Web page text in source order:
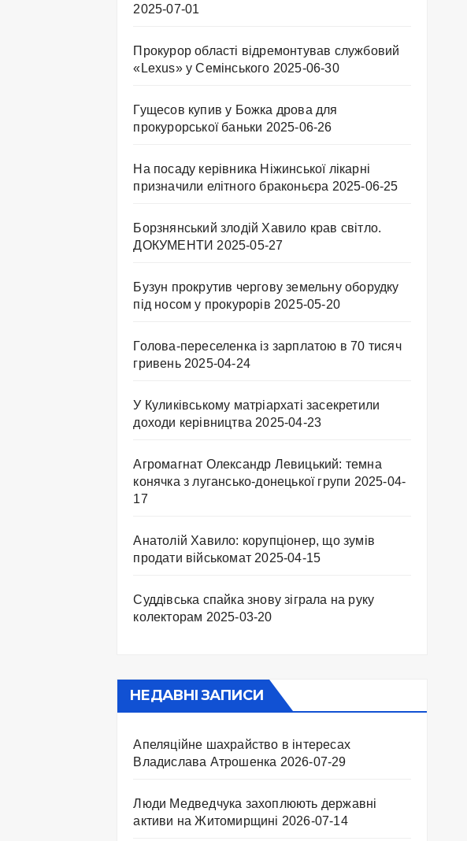
2025-07-01
Прокурор області відремонтував службовий
«Lexus» у Семінського 2025-06-30
Гущесов купив у Божка дрова для
прокурорської баньки 2025-06-26
На посаду керівника Ніжинської лікарні
призначили елітного браконьєра 2025-06-25
Борзнянський злодій Хавило крав світло.
ДОКУМЕНТИ 2025-05-27
Бузун прокрутив чергову земельну оборудку
під носом у прокурорів 2025-05-20
Голова-переселенка із зарплатою в 70 тисяч
гривень 2025-04-24
У Куликівському матріархаті засекретили
доходи керівництва 2025-04-23
Агромагнат Олександр Левицький: темна
конячка з лугансько-донецької групи 2025-04-
17
Анатолій Хавило: корупціонер, що зумів
продати військомат 2025-04-15
Суддівська спайка знову зіграла на руку
колекторам 2025-03-20
НЕДАВНІ ЗАПИСИ
Апеляційне шахрайство в інтересах
Владислава Атрошенка 2026-07-29
Люди Медведчука захоплюють державні
активи на Житомирщині 2026-07-14